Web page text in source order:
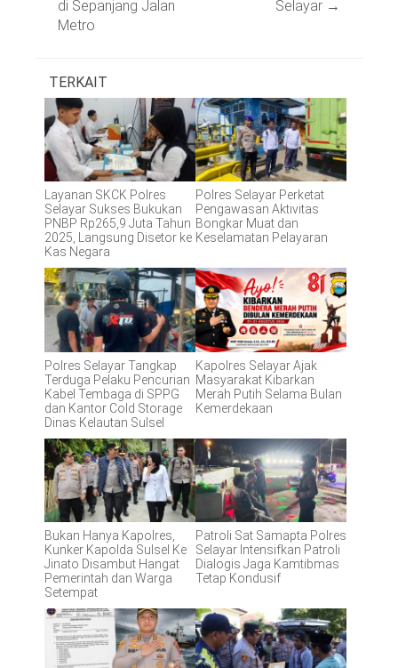
di Sepanjang Jalan
Metro
Selayar →
TERKAIT
Layanan SKCK Polres
Selayar Sukses Bukukan
PNBP Rp265,9 Juta Tahun
2025, Langsung Disetor ke
Kas Negara
Polres Selayar Perketat
Pengawasan Aktivitas
Bongkar Muat dan
Keselamatan Pelayaran
Polres Selayar Tangkap
Terduga Pelaku Pencurian
Kabel Tembaga di SPPG
dan Kantor Cold Storage
Dinas Kelautan Sulsel
Kapolres Selayar Ajak
Masyarakat Kibarkan
Merah Putih Selama Bulan
Kemerdekaan
Bukan Hanya Kapolres,
Kunker Kapolda Sulsel Ke
Jinato Disambut Hangat
Pemerintah dan Warga
Setempat
Patroli Sat Samapta Polres
Selayar Intensifkan Patroli
Dialogis Jaga Kamtibmas
Tetap Kondusif